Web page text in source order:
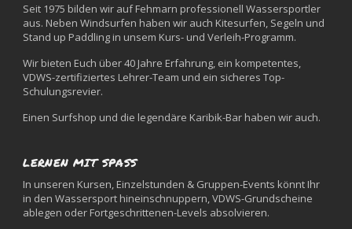
Seit 1975 bilden wir auf Fehmarn professionell Wassersportler
aus. Neben Windsurfen haben wir auch Kitesurfen, Segeln und
Stand up Paddling in unsem Kurs- und Verleih-Programm.
Wir bieten Euch über 40 Jahre Erfahrung, ein kompetentes,
VDWS-zertifiziertes Lehrer-Team und ein sicheres Top-
Schulungsrevier.
Einen Surfshop und die legendäre Karibik-Bar haben wir auch.
LERNEN MIT SPASS
In unseren Kursen, Einzelstunden & Gruppen-Events könnt Ihr
in den Wassersport hineinschnuppern, VDWS-Grundscheine
ablegen oder Fortgeschrittenen-Levels absolvieren.